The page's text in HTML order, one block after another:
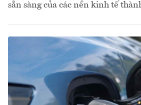
sẵn sàng của các nền kinh tế